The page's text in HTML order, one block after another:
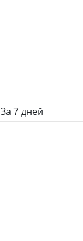
За 7 дней